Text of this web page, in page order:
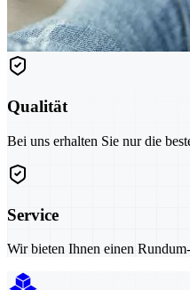
Qualität
Bei uns erhalten Sie nur die
Service
Wir bieten Ihnen einen